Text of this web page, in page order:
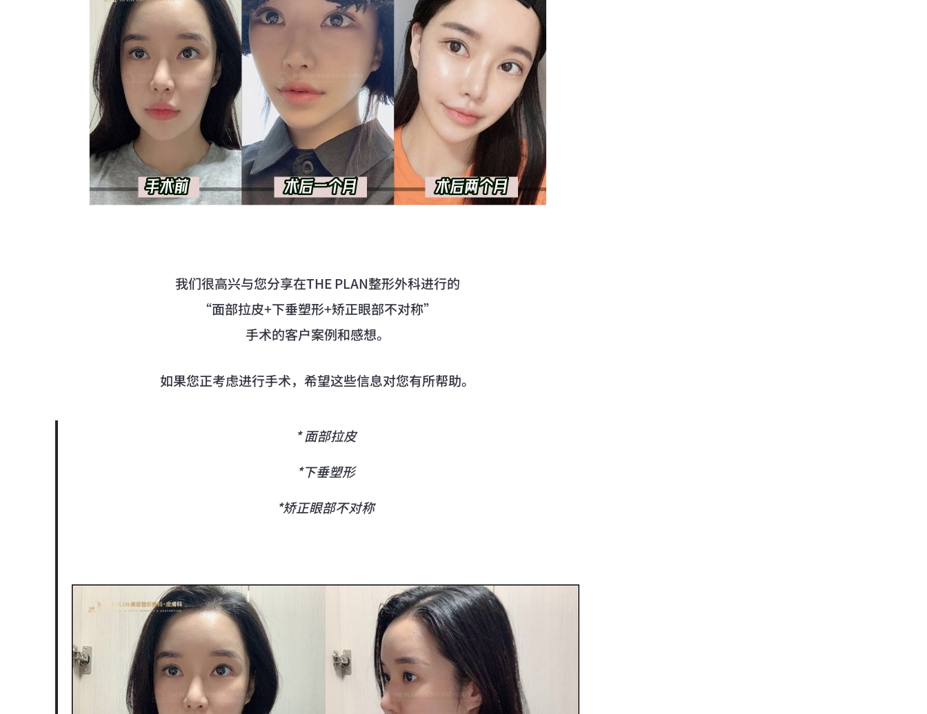
我们很高兴与您分享在THE PLAN整形外科进行的
“面部拉皮+下垂塑形+矫正眼部不对称”
手术的客户案例和感想。
如果您正考虑进行手术，希望这些信息对您有所帮助。
* 面部拉皮
*下垂塑形
*矫正眼部不对称